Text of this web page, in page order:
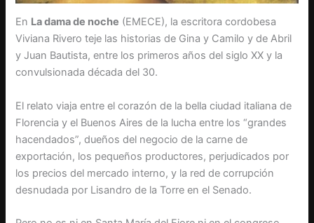
En La dama de noche (EMECE), la escritora cordobesa
Viviana Rivero teje las historias de Gina y Camilo y de Abril
y Juan Bautista, entre los primeros años del siglo XX y la
convulsionada década del 30.
El relato viaja entre el corazón de la bella ciudad italiana de
Florencia y el Buenos Aires de la lucha entre los “grandes
hacendados”, dueños del negocio de la carne de
exportación, los pequeños productores, perjudicados por
los precios del mercado interno, y la red de corrupción
desnudada por Lisandro de la Torre en el Senado.